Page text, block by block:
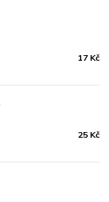
17 Kč
25 Kč